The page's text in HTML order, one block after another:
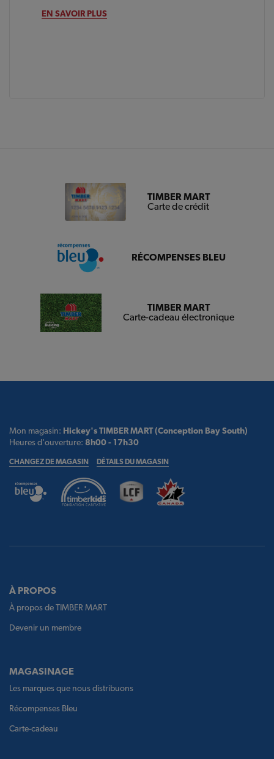
EN SAVOIR PLUS
TIMBER MART
Carte de crédit
RÉCOMPENSES BLEU
TIMBER MART
Carte-cadeau électronique
Mon magasin: Hickey's TIMBER MART (Conception Bay South)
Heures d'ouverture: 8h00 - 17h30
CHANGEZ DE MAGASIN DÉTAILS DU MAGASIN
À PROPOS
À propos de TIMBER MART
Devenir un membre
MAGASINAGE
Les marques que nous distribuons
Récompenses Bleu
Carte-cadeau